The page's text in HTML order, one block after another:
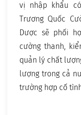
vị nhập khẩu
Trương Quốc
Dược sẽ phối
cường thanh,
quản lý chất
lượng trong cả
trường hợp cố